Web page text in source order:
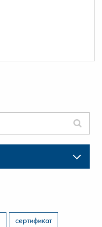
сертификат